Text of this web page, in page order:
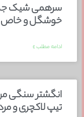
خوشگل و خاص
ادامه مطلب »
تیپ لاکچری و